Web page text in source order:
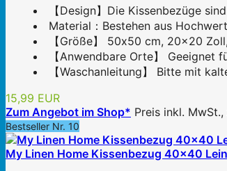
【Design】Die Kissenbezüge
Material：Bestehen aus
【Größe】 50x50 cm, 20x20
【Anwendbare Orte】 Geeignet
【Waschanleitung】 Bitte mit
15,99 EUR
Zum Angebot im Shop* Preis inkl.
Bestseller Nr. 10
My Linen Home Kissenbezug 40x40